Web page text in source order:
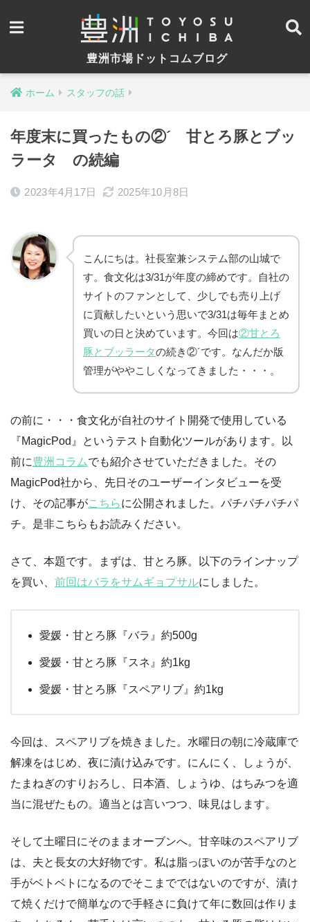
豊洲市場ドットコムブログ
ホーム スタッフの話
年度末に買ったもの②´ 甘とろ豚とブッ
ラータ の続編
2023年4月17日 2025年10月8日
こんにちは。社長室兼システム部の山城で
す。食文化は3/31が年度の締めです。自社の
サイトのファンとして、少しでも売り上げ
に貢献したいという思いで3/31は毎年まとめ
買いの日と決めています。今回は②甘とろ
豚とブッラータの続き②´です。なんだか版
管理がややこしくなってきました・・・。
の前に・・・食文化が自社のサイト開発で使用している
『MagicPod』というテスト自動化ツールがあります。以
前に豊洲コラムでも紹介させていただきました。その
MagicPod社から、先日そのユーザーインタビューを受
け、その記事がこちらに公開されました。パチパチパチパ
チ。是非こちらもお読みください。
さて、本題です。まずは、甘とろ豚。以下のラインナップ
を買い、 前回はバラをサムギョプサルにしました。
愛媛・甘とろ豚『バラ』約500g
愛媛・甘とろ豚『スネ』約1kg
愛媛・甘とろ豚『スペアリブ』約1kg
今回は、スペアリブを焼きました。水曜日の朝に冷蔵庫で
解凍をはじめ、夜に漬け込みです。にんにく、しょうが、
たまねぎのすりおろし、日本酒、しょうゆ、はちみつを適
当に混ぜたもの。適当とは言いつつ、味見はします。
そして土曜日にそのままオーブンへ。甘辛味のスペアリブ
は、夫と長女の大好物です。私は脂っぽいのが苦手なのと
手がベトベトになるのでそこまでではないのですが、漬け
て焼くだけで簡単なので手軽さに負けて年に数回は作りま